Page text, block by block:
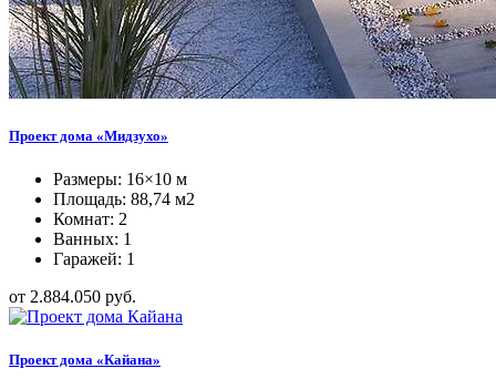
Проект дома «Мидзухо»
Размеры: 16×10 м
Площадь: 88,74 м2
Комнат: 2
Ванных: 1
Гаражей: 1
от 2.884.050 руб.
Проект дома «Кайана»